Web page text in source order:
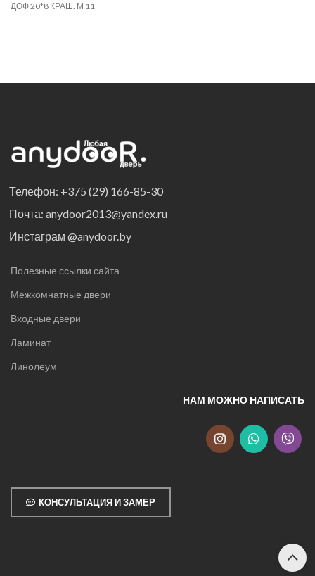
ДОФ 20*8 КРАШ. М 11
Телефон: +375 (29) 166-85-30
Почта: anydoor2013@yandex.ru
Инстаграм @anydoor.by
Полезные ссылки сайта
Межкомнатные двери
Входные двери
Ламинат
Линолеум
НАМ МОЖНО НАПИСАТЬ
КОНСУЛЬТАЦИЯ И ЗАМЕР